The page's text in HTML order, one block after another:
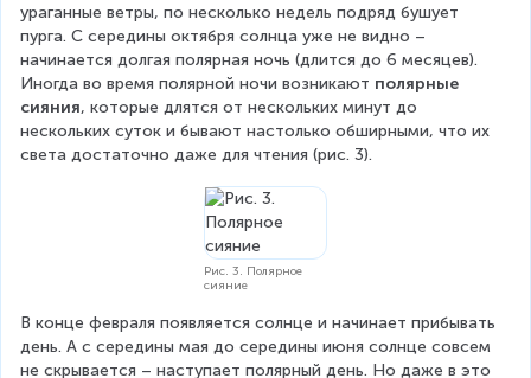
ураганные ветры, по несколько недель подряд бушует
пурга. С середины октября солнца уже не видно –
начинается долгая полярная ночь (длится до 6 месяцев).
Иногда во время полярной ночи возникают полярные
сияния, которые длятся от нескольких минут до
нескольких суток и бывают настолько обширными, что их
света достаточно даже для чтения (рис. 3).
Рис. 3. Полярное
сияние
В конце февраля появляется солнце и начинает прибывать
день. А с середины мая до середины июня солнце совсем
не скрывается – наступает полярный день. Но даже в это